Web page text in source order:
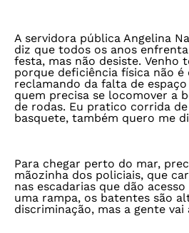
A servidora pública Angelina
diz que todos os anos
festa, mas não desiste. Venho
porque deficiência física não é
reclamando da falta de
quem precisa se locomover a
de rodas. Eu pratico corrida
basquete, também quero me
Para chegar perto do mar,
mãozinha dos policiais, que
nas escadarias que dão acesso
uma rampa, os batentes são
discriminação, mas a gente vai